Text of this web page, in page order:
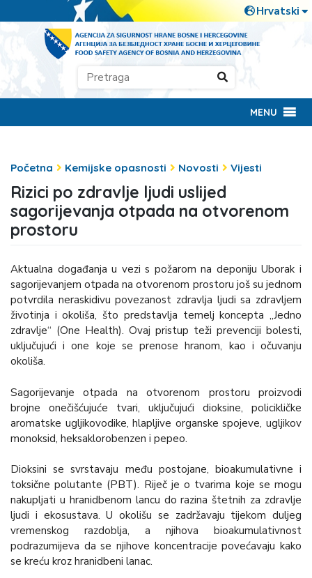
MENU
Početna Kemijske opasnosti Novosti Vijesti
Rizici po zdravlje ljudi uslijed
sagorijevanja otpada na otvorenom
prostoru
Aktualna događanja u vezi s požarom na deponiju Uborak i
sagorijevanjem otpada na otvorenom prostoru još su jednom
potvrdila neraskidivu povezanost zdravlja ljudi sa zdravljem
životinja i okoliša, što predstavlja temelj koncepta „Jedno
zdravlje“ (One Health). Ovaj pristup teži prevenciji bolesti,
uključujući i one koje se prenose hranom, kao i očuvanju
okoliša.
Sagorijevanje otpada na otvorenom prostoru proizvodi
brojne onečišćujuće tvari, uključujući dioksine, policikličke
aromatske ugljikovodike, hlapljive organske spojeve, ugljikov
monoksid, heksaklorobenzen i pepeo.
Dioksini se svrstavaju među postojane, bioakumulativne i
toksične polutante (PBT). Riječ je o tvarima koje se mogu
nakupljati u hranidbenom lancu do razina štetnih za zdravlje
ljudi i ekosustava. U okolišu se zadržavaju tijekom duljeg
vremenskog razdoblja, a njihova bioakumulativnost
podrazumijeva da se njihove koncentracije povećavaju kako
se kreću kroz hranidbeni lanac.